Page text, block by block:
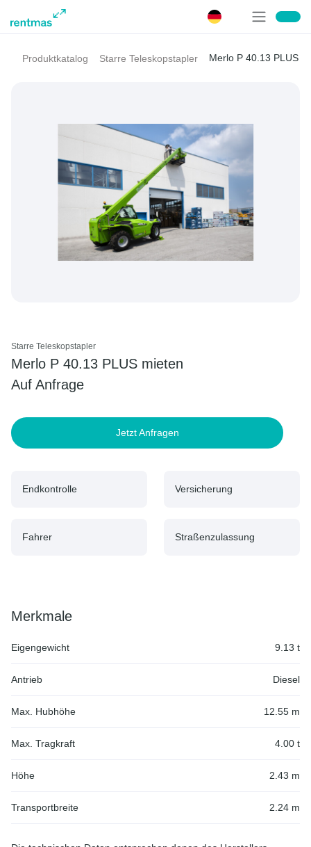
Produktkatalog Starre Teleskopstapler Merlo P 40.13 PLUS
Starre Teleskopstapler
Merlo P 40.13 PLUS mieten
Auf Anfrage
Jetzt Anfragen
Endkontrolle Versicherung
Fahrer Straßenzulassung
Merkmale
Eigengewicht 9.13 t
Antrieb Diesel
Max. Hubhöhe 12.55 m
Max. Tragkraft 4.00 t
Höhe 2.43 m
Transportbreite 2.24 m